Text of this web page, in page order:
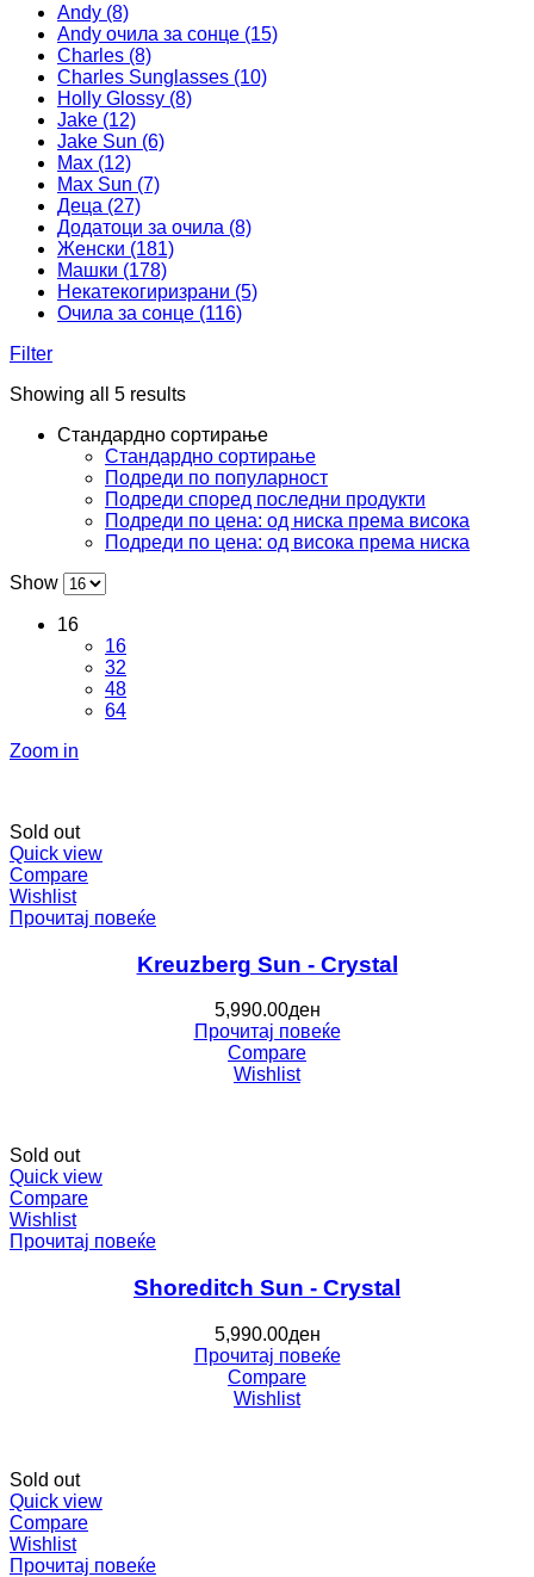
Andy (8)
Andy очила за сонце (15)
Charles (8)
Charles Sunglasses (10)
Holly Glossy (8)
Jake (12)
Jake Sun (6)
Max (12)
Max Sun (7)
Деца (27)
Додатоци за очила (8)
Женски (181)
Машки (178)
Некатекогиризрани (5)
Очила за сонце (116)
Filter
Showing all 5 results
Стандардно сортирање
Стандардно сортирање
Подреди по популарност
Подреди според последни продукти
Подреди по цена: од ниска према висока
Подреди по цена: од висока према ниска
Show
16
16
32
48
64
Zoom in
Sold out
Quick view
Compare
Wishlist
Прочитај повеќе
Kreuzberg Sun - Crystal
5,990.00ден
Прочитај повеќе
Compare
Wishlist
Sold out
Quick view
Compare
Wishlist
Прочитај повеќе
Shoreditch Sun - Crystal
5,990.00ден
Прочитај повеќе
Compare
Wishlist
Sold out
Quick view
Compare
Wishlist
Прочитај повеќе